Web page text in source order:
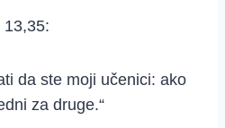
13,35:
da ste moji učenici: ako
za druge.“